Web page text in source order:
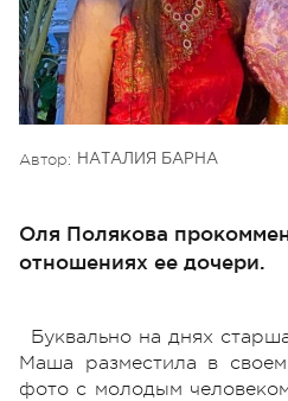
Автор: НАТАЛИЯ БАРНА
Оля Полякова
отношениях ее дочери.
Буквально на днях
Маша разместила в
фото с молодым